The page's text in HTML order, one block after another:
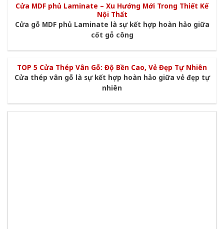
Cửa MDF phủ Laminate – Xu Hướng Mới Trong Thiết Kế
Nội Thất
Cửa gỗ MDF phủ Laminate là sự kết hợp hoàn hảo giữa
cốt gỗ công
TOP 5 Cửa Thép Vân Gỗ: Độ Bền Cao, Vẻ Đẹp Tự Nhiên
Cửa thép vân gỗ là sự kết hợp hoàn hảo giữa vẻ đẹp tự
nhiên